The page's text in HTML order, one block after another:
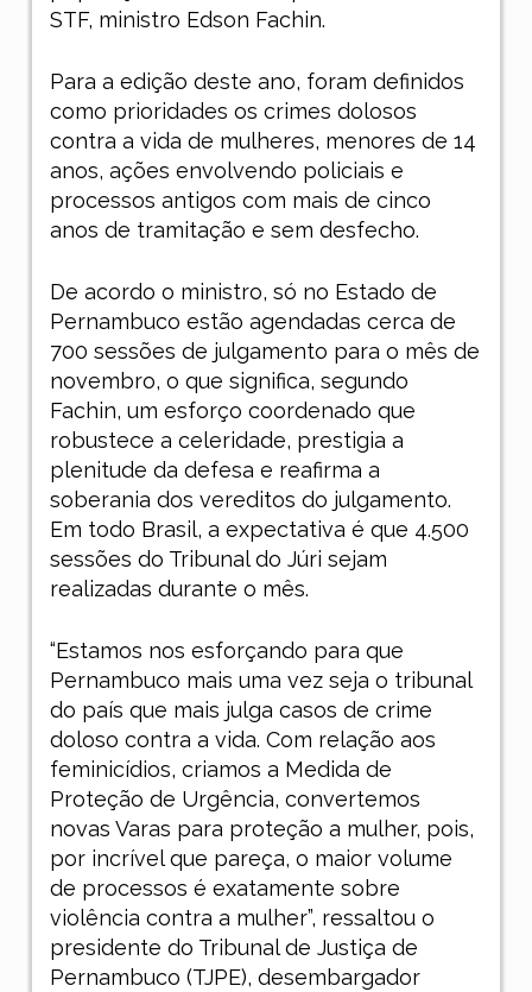
STF, ministro Edson Fachin.
Para a edição deste ano, foram definidos
como prioridades os crimes dolosos
contra a vida de mulheres, menores de 14
anos, ações envolvendo policiais e
processos antigos com mais de cinco
anos de tramitação e sem desfecho.
De acordo o ministro, só no Estado de
Pernambuco estão agendadas cerca de
700 sessões de julgamento para o mês de
novembro, o que significa, segundo
Fachin, um esforço coordenado que
robustece a celeridade, prestigia a
plenitude da defesa e reafirma a
soberania dos vereditos do julgamento.
Em todo Brasil, a expectativa é que 4.500
sessões do Tribunal do Júri sejam
realizadas durante o mês.
“Estamos nos esforçando para que
Pernambuco mais uma vez seja o tribunal
do país que mais julga casos de crime
doloso contra a vida. Com relação aos
feminicídios, criamos a Medida de
Proteção de Urgência, convertemos
novas Varas para proteção a mulher, pois,
por incrível que pareça, o maior volume
de processos é exatamente sobre
violência contra a mulher”, ressaltou o
presidente do Tribunal de Justiça de
Pernambuco (TJPE), desembargador